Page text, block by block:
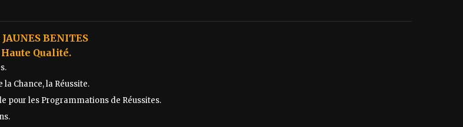
BENITES
Qualité.
Chance, la Réussite.
pour les Programmations de Réussites.